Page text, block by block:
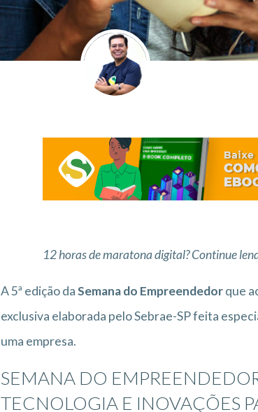
12 horas de maratona digital? Continue
A 5ª edição daSemana do Empreendedorque
exclusiva elaborada pelo Sebrae-SP feita
uma empresa.
SEMANA DO
TECNOLOGIA E INOVAÇÕES